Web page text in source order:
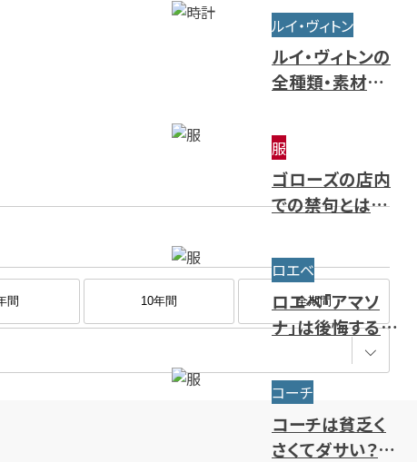
間 10年間 全期間
ル別にご紹介
ルイ・ヴィトン
ルイ・ヴィトンの
全種類・素材一
～限定・廃盤ライ
ンまで一挙紹介
服
ゴローズの店内
での禁句とは？
抽選方法を解説
ロエベ
ロエベ「アマソ
ナ」は後悔するほ
どダサい？使い
勝手やサイズ・人
気色を解説
コーチ
コーチは貧乏く
さくてダサい？年